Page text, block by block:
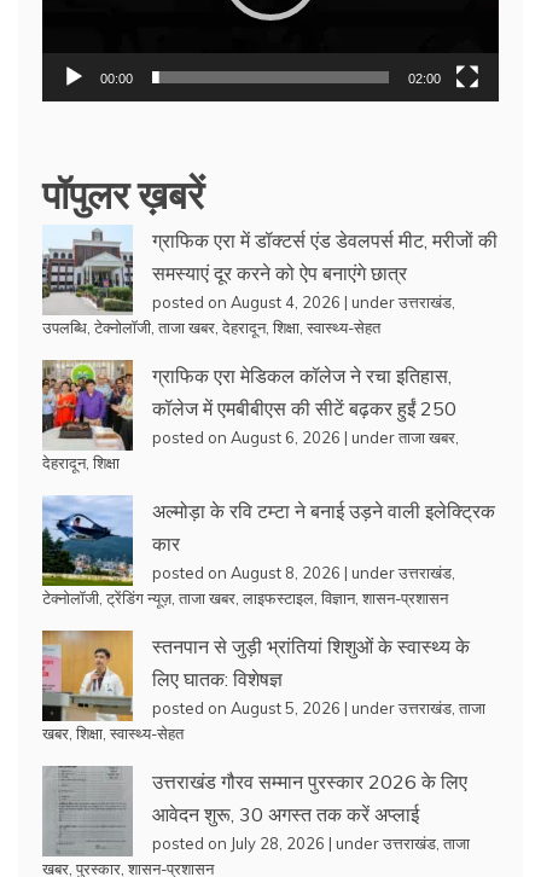
00:00 02:00
पॉपुलर ख़बरें
ग्राफिक एरा में डॉक्टर्स एंड डेवलपर्स मीट, मरीजों की
समस्याएं दूर करने को ऐप बनाएंगे छात्र
posted on August 4, 2026 | underउत्तराखंड
उपलब्धि टेक्नोलॉजी ताजा खबर देहरादून, शिक्षा स्वास्थ्य-सेहत
ग्राफिक एरा मेडिकल कॉलेज ने रचा इतिहास,
कॉलेज में एमबीबीएस की सीटें बढ़कर हुईं 250
posted on August 6, 2026 | underताजा खबर
देहरादून, शिक्षा
अल्मोड़ा के रवि टम्टा ने बनाई उड़ने वाली इलेक्ट्रिक
कार
posted on August 8, 2026 | underउत्तराखंड
टेक्नोलॉजी ट्रेंडिंग न्यूज़, ताजा खबर लाइफस्टाइल विज्ञान, शासन-प्रशासन
स्तनपान से जुड़ी भ्रांतियां शिशुओं के स्वास्थ्य के
लिए घातक: विशेषज्ञ
posted on August 5, 2026 | underउत्तराखंड ताजा
खबर शिक्षा स्वास्थ्य-सेहत
उत्तराखंड गौरव सम्मान पुरस्कार 2026 के लिए
आवेदन शुरू, 30 अगस्त तक करें अप्लाई
posted on July 28, 2026 | underउत्तराखंड ताजा
खबर पुरस्कार शासन-प्रशासन